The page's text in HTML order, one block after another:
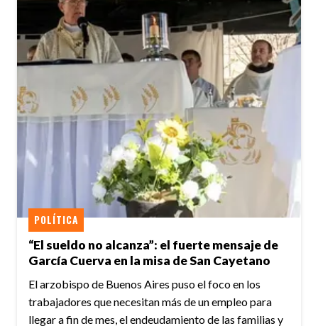
“El sueldo no alcanza”: el fuerte mensaje de
García Cuerva en la misa de San Cayetano
POLÍTICA
El arzobispo de Buenos Aires puso el foco en los
trabajadores que necesitan más de un empleo para
llegar a fin de mes, el endeudamiento de las familias y